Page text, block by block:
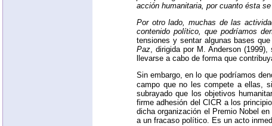
acción humanitaria, por cuanto ésta
Por otro lado, muchas de las
contenido político, que podríamos
tensiones y sentar algunas bases
Paz, dirigida por M. Anderson
llevarse a cabo de forma que
Sin embargo, en lo que podríamos
campo que no les compete a ellas,
subrayado que los objetivos
firme adhesión delCICR a los
dicha organización el Premio Nobel
a un fracaso político. Es un acto